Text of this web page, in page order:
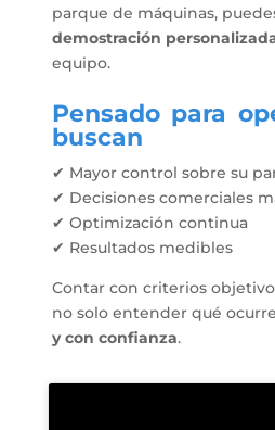
parque de máquinas,
demostración
equipo.
Pensado para
buscan
✔ Mayor control sobre su
✔ Decisiones comerciales
✔ Optimización continua
✔ Resultados medibles
Contar con criterios
no solo entender qué
y con confianza.